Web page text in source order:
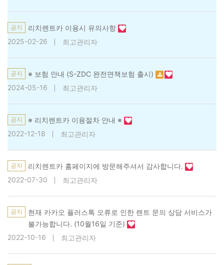
공지
리치렌트카 이용시 유의사항
2025-02-26
최고관리자
공지
※ 보험 안내 (S-ZDC 완전면책보험 출시)
2024-05-16
최고관리자
공지
※ 리치렌트카 이용절차 안내 ※
2022-12-18
최고관리자
공지
리치렌트카 홈페이지에 방문해주셔서 감사합니다.
2022-07-30
최고관리자
공지
현재 카카오 플러스톡 오류로 인한 렌트 문의 상담 서비스가
불가능합니다. (10월16일 기준)
2022-10-16
최고관리자